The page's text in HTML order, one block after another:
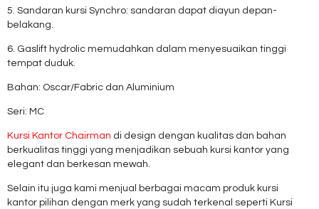
5. Sandaran kursi Synchro: sandaran dapat diayun depan-
belakang.
6. Gaslift hydrolic memudahkan dalam menyesuaikan tinggi
tempat duduk.
Bahan: Oscar/Fabric dan Aluminium
Seri: MC
Kursi Kantor Chairman di design dengan kualitas dan bahan
berkualitas tinggi yang menjadikan sebuah kursi kantor yang
elegant dan berkesan mewah.
Selain itu juga kami menjual berbagai macam produk kursi
kantor pilihan dengan merk yang sudah terkenal seperti Kursi